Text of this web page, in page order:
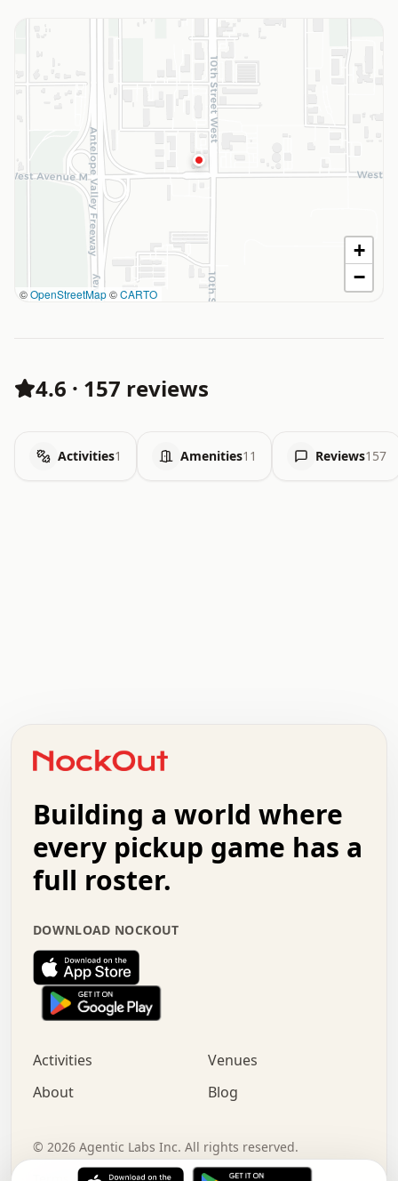
©OpenStreetMap©CARTO
+
−
4.6 · 157 reviews
Activities1 Amenities11 Reviews157
+   .   .   .   .   .   .   .   .   .   +   .   .
.   .   .   .   .   .   .   .   .   .   .   :   .
.   .   .   .   +   .   .   .   .   .   .   .   +
.   :   .   .   .   .   .   .   .   .   o   .   .
.   .   x   .   .   .   .   .   .   :   .   .   o
.   .   .   .   :   .   .   .   .   o   .   .   .
.   .   .   .   .   .   .   :   .   .   .   .   .
.   .   .   .   .   :   +   .   .   .   .   .   o
.   .   .   .   .   .   .   .   .   .   .   .   .
.   .   :   o   .   .   .   .   .   .   .   +   .
.   o   .   .   .   .   x   .   .   .   .   .   .
+   .   o   .   .   .   .   o   .   .   .   .
.   +   .   .   .   .   .   .   .   .   :   .   x
.   .   .   .   .   .   .   .   .   .   .   .   .   .
Building a world where
every pickup game has a
full roster.
DOWNLOAD NOCKOUT
Activities
Venues
About
Blog
© 2026 Agentic Labs Inc. All rights reserved.